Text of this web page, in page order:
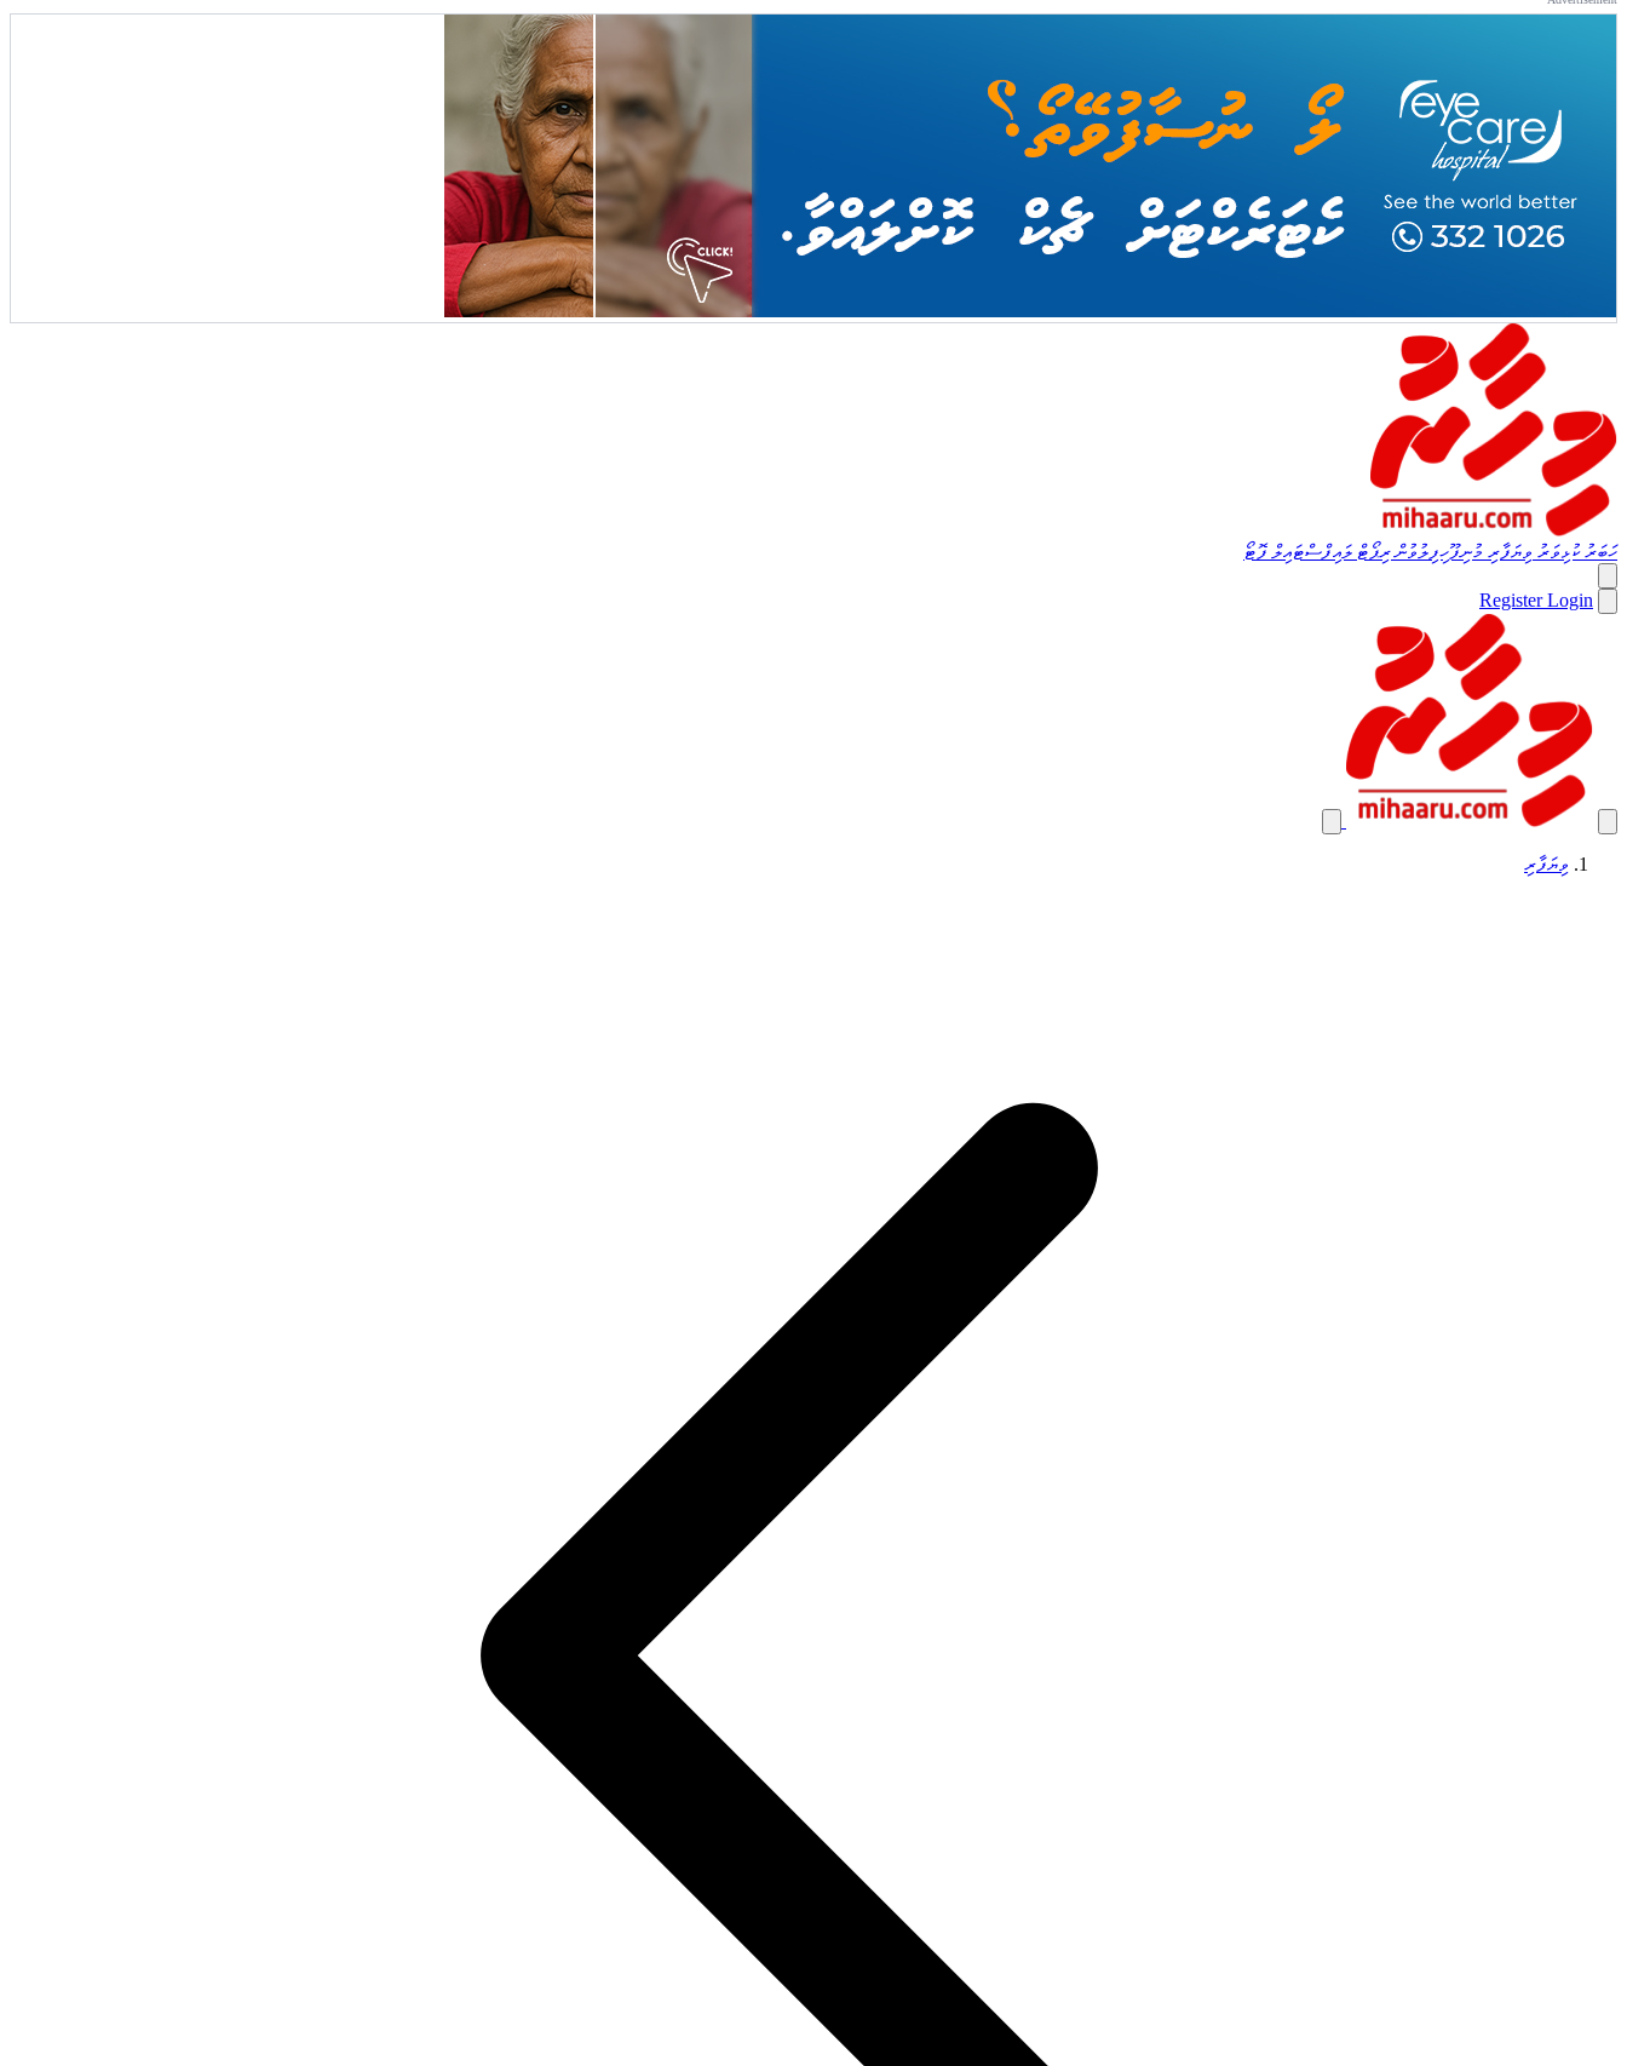
ހަބަރުކުޅިވަރު ވިޔަފާރި މުނިފޫހިފިލުވުންރިޕޯޓް ލައިފްސްޓައިލް ފޮޓޯ
RegisterLogin
ވިޔަފާރި